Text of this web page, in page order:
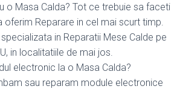
o Masa Calda? Tot ce trebuie sa faceti
oferim Reparare in cel mai scurt timp.
in Reparatii Mese Calde pe
in localitatiile de mai jos.
electronic la o Masa Calda?
sau reparam module electronice